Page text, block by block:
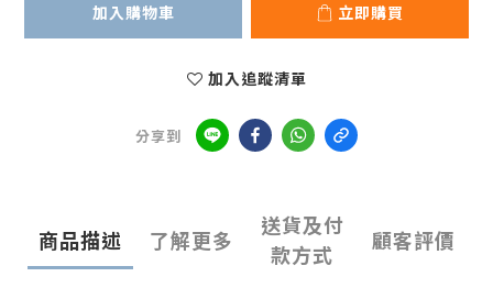
加入購物車 立即購買
加入追蹤清單
分享到
商品描述 了解更多
送貨及付
款方式
顧客評價